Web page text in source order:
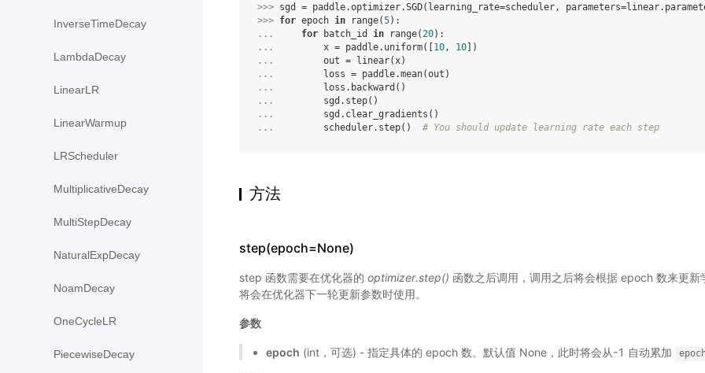
InverseTimeDecay
LambdaDecay
LinearLR
LinearWarmup
LRScheduler
MultiplicativeDecay
MultiStepDecay
NaturalExpDecay
NoamDecay
OneCycleLR
PiecewiseDecay
>>> sgd = paddle.optimizer.SGD( learning_rate=scheduler, parameters=linear.
>>> for epoch in range(5):
...
for batch_id in range(20):
...
x = paddle. uniform([ 10, 10 ])
...
out = linear(x)
...
loss = paddle.mean(out )
...
loss . backward ()
...
sgd . step()
...
sgd . clear_gradients ()
...
scheduler. step() # You should update learning rate each step
方法
step(epoch=None)
step 函数需要在优化器的 optimizer.step() 函数之后调用，调用之后将会根据 epoch 数来更新
将会在优化器下一轮更新参数时使用。
参数
epoch (int，可选) - 指定具体的 epoch 数。默认值 None，此时将会从-1 自动累加 epoch